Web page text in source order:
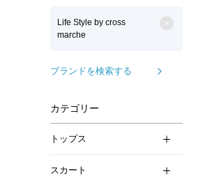
Life Style by cross
marche
ブランドを検索する
カテゴリー
トップス
スカート